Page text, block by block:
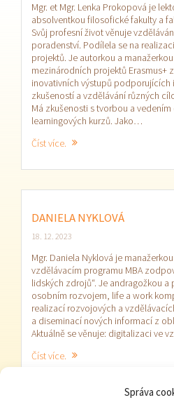
Správa
Mgr. et Mgr. Lenka Prokopová je
absolventkou filosofické fakulty a
Svůj profesní život věnuje
poradenství. Podílela se na
projektů. Je autorkou a manažerkou
mezinárodních projektů Erasmus+
inovativních výstupů podporujících
zkušeností a vzdělávání různých
Má zkušenosti s tvorbou a
learningových kurzů. Jako…
Číst více.
DANIELA NYKLOVÁ
18. 12. 2023
Mgr. Daniela Nyklová je
vzdělávacím programu MBA
lidských zdrojů“. Je andragožkou
osobním rozvojem, life a work
realizací rozvojových a
a diseminací nových informací z
Aktuálně se věnuje: digitalizaci ve
Číst více.